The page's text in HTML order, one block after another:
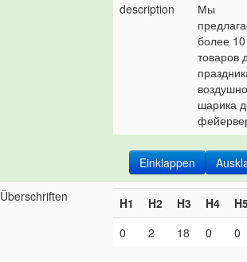
description
Мы
более
товаров
шарика
Einklappen
Überschriften H1 H2 H3 H4
0
2 18 0 0